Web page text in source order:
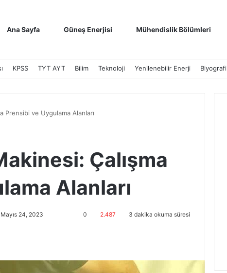
Ana Sayfa Güneş Enerjisi Mühendislik Bölümleri
KPSS TYT AYT Bilim Teknoloji Yenilenebilir Enerji Biyografi
Prensibi ve Uygulama Alanları
Çalışma
Alanları
24, 2023 0 2.487 3 dakika okuma süresi